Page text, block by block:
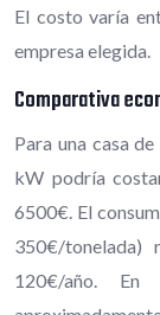
El costo varía
empresa elegida.
Comparativa
Para una casa
kW podría
6500€. El
350€/tonelada)
120€/año.